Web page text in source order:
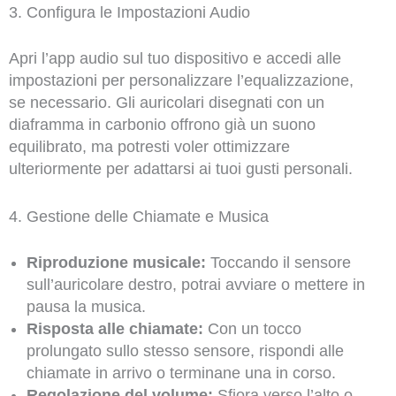
3. Configura le Impostazioni Audio
Apri l’app audio sul tuo dispositivo e accedi alle
impostazioni per personalizzare l’equalizzazione,
se necessario. Gli auricolari disegnati con un
diaframma in carbonio offrono già un suono
equilibrato, ma potresti voler ottimizzare
ulteriormente per adattarsi ai tuoi gusti personali.
4. Gestione delle Chiamate e Musica
Riproduzione musicale: Toccando il sensore
sull’auricolare destro, potrai avviare o mettere in
pausa la musica.
Risposta alle chiamate: Con un tocco
prolungato sullo stesso sensore, rispondi alle
chiamate in arrivo o terminane una in corso.